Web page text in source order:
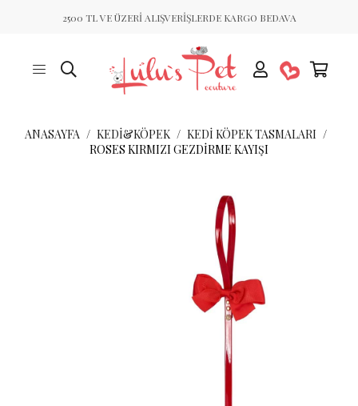
2500 TL VE ÜZERİ ALIŞVERİŞLERDE KARGO BEDAVA
ANASAYFA KEDİ&KÖPEK
KEDI KÖPEK TASMALARI
ROSES KIRMIZI GEZDIRME KAYIŞI